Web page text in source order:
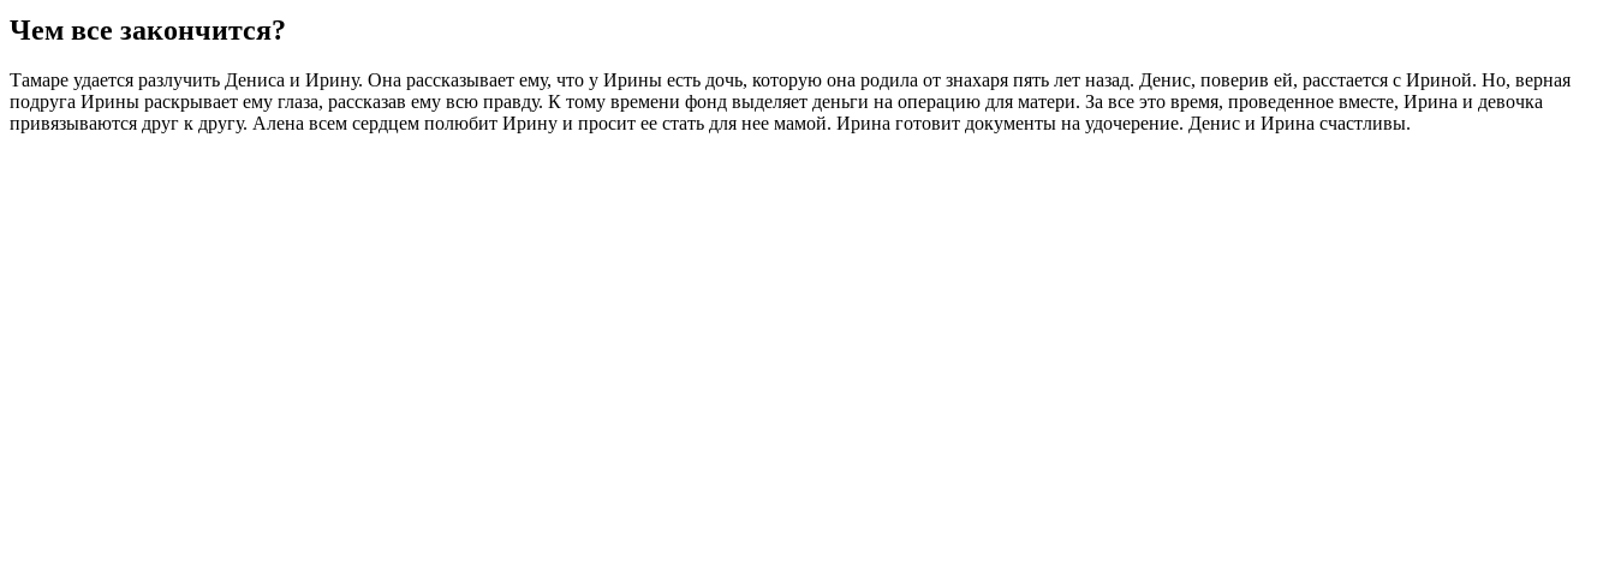
Чем все закончится?
Тамаре удается разлучить Дениса и Ирину. Она рассказывает ему, что у Ирины есть дочь, которую она родила от знахаря пять лет назад. Денис, поверив ей, расстается с Ириной. Но, верная
подруга Ирины раскрывает ему глаза, рассказав ему всю правду. К тому времени фонд выделяет деньги на операцию для матери. За все это время, проведенное вместе, Ирина и девочка
привязываются друг к другу. Алена всем сердцем полюбит Ирину и просит ее стать для нее мамой. Ирина готовит документы на удочерение. Денис и Ирина счастливы.